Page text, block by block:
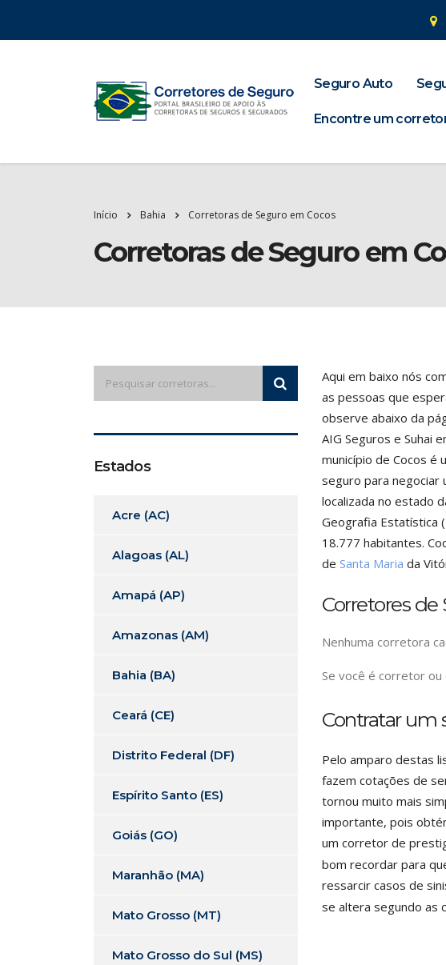
Seguro Auto
Encontre um
Início Bahia Corretoras de Seguro em Cocos
Corretoras de Seguro em
Aqui em baixo nós
as pessoas que
observe abaixo da
AIG Seguros e Suhai
município de Cocos é
seguro para negociar
localizada no estado
Geografia Estatística
18.777 habitantes.
de Santa Maria da
Corretores de
Nenhuma corretora
Se você é corretor
Contratar um
Pelo amparo destas
fazem cotações de
tornou muito mais
importante, pois
um corretor de
bom recordar para
ressarcir casos de
se altera segundo as
Estados
Acre (AC)
Alagoas (AL)
Amapá (AP)
Amazonas (AM)
Bahia (BA)
Ceará (CE)
Distrito Federal (DF)
Espírito Santo (ES)
Goiás (GO)
Maranhão (MA)
Mato Grosso (MT)
Mato Grosso do Sul (MS)